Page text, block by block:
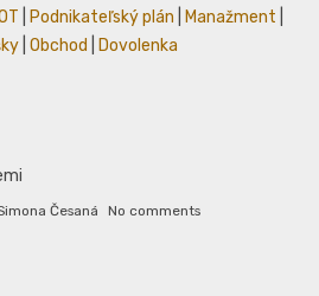
Podnikateľský plán Manažment
Obchod Dovolenka
Česaná No comments